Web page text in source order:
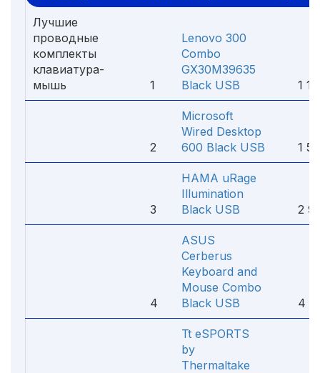
Лучшие
проводные
комплекты
клавиатура-
мышь
1
Lenovo 300
Combo
GX30M39635
Black USB
1
2
Microsoft
Wired Desktop
600 Black USB
1
3
HAMA uRage
Illumination
Black USB
2
4
ASUS
Cerberus
Keyboard and
Mouse Combo
Black USB
4
Tt eSPORTS
by
Thermaltake